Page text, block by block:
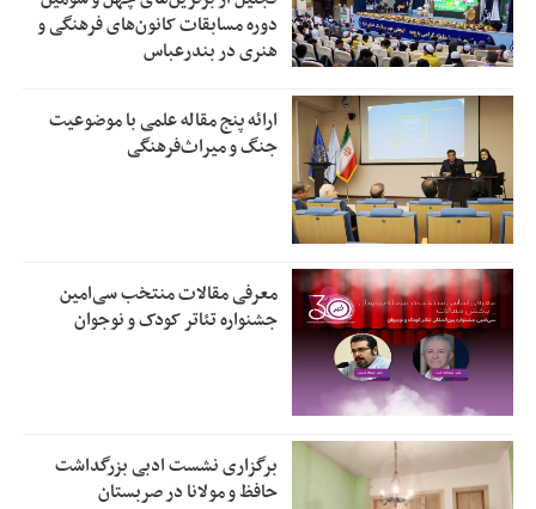
دوره مسابقات کانون‌های فرهنگی و
هنری در بندرعباس
ارائه پنج مقاله علمی با موضوعیت
جنگ و میراث‌فرهنگی
معرفی مقالات منتخب سی‌امین
جشنواره تئاتر کودک و نوجوان
برگزاری نشست ادبی بزرگداشت
حافظ و مولانا در صربستان